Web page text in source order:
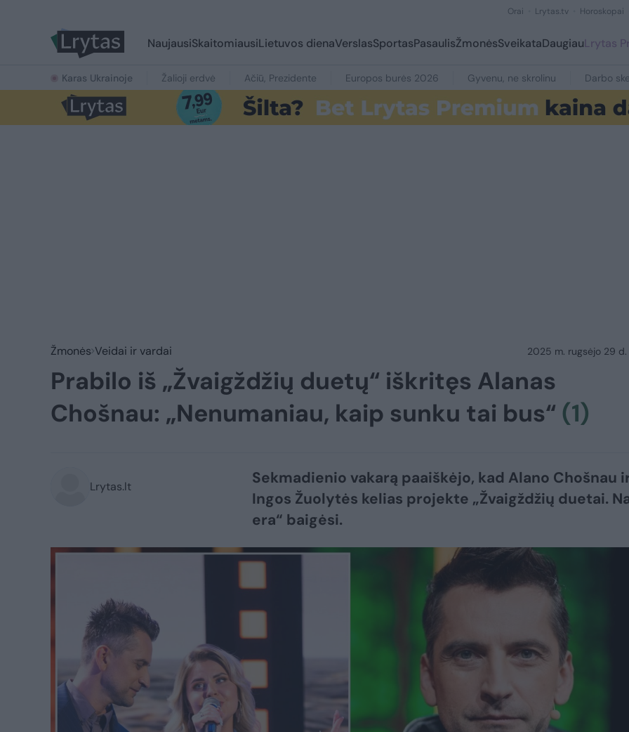
Orai Lrytas.tv Horoskopai
NaujausiSkaitomiausiLietuvos dienaVerslasSportasPasaulisŽmonėsSveikataDaugiauLrytas
Karas Ukrainoje Žalioji erdvė Ačiū, Prezidente Europos burės 2026 Gyvenu, ne skrolinu Darbo
Žmonės Veidai ir vardai 2025 m. rugsėjo 29 d.
Prabilo iš „Žvaigždžių duetų“ iškritęs Alanas
Chošnau: „Nenumaniau, kaip sunku tai bus“ (1)
Lrytas.lt
Sekmadienio vakarą paaiškėjo, kad Alano Chošnau
Ingos Žuolytės kelias projekte „Žvaigždžių duetai.
era“ baigėsi.